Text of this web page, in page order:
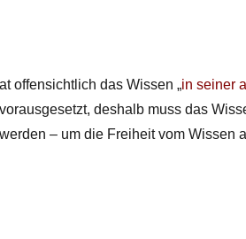
offensichtlich das Wissen „in seiner
deshalb muss das
– um die Freiheit vom Wissen